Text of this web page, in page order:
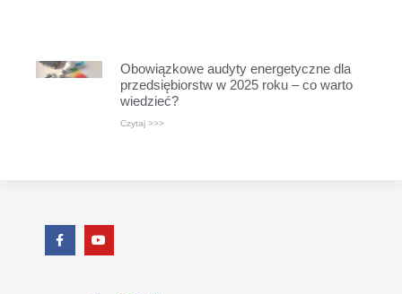
Obowiązkowe audyty energetyczne dla
przedsiębiorstw w 2025 roku – co warto
wiedzieć?
Czytaj >>>